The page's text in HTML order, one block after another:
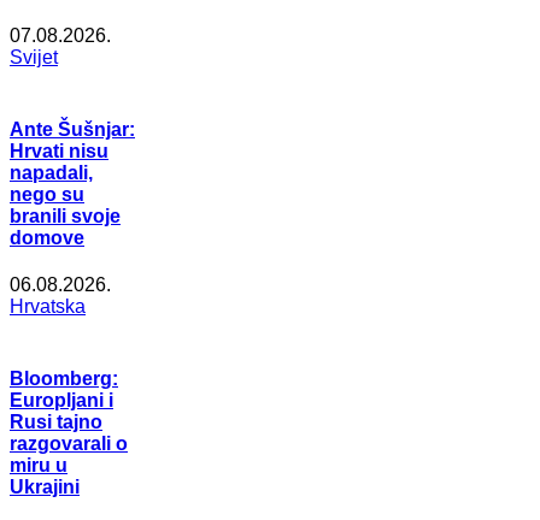
07.08.2026.
Svijet
Ante Šušnjar:
Hrvati nisu
napadali,
nego su
branili svoje
domove
06.08.2026.
Hrvatska
Bloomberg:
Europljani i
Rusi tajno
razgovarali o
miru u
Ukrajini